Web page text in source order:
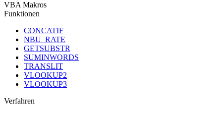
VBA Makros
Funktionen
CONCATIF
NBU_RATE
GETSUBSTR
SUMINWORDS
TRANSLIT
VLOOKUP2
VLOOKUP3
Verfahren